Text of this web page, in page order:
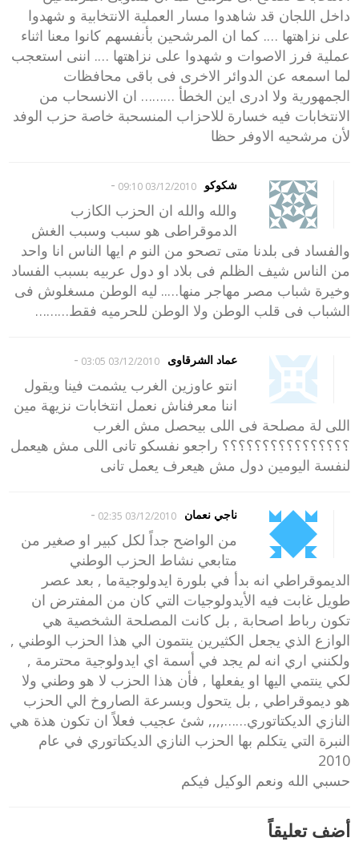
داخل اللجان قد شاهدوا مسار العملية الانتخابية و شهدوا
على نزاهتها …. كما ان المرشحين بأنفسهم كانوا معنا اثناء
عملية فرز الاصوات و شهدوا على نزاهتها …. اننى استعجب
لما اسمعه عن الدوائر الاخرى فى باقى محافظات
الجمهورية ولا ادرى اين الخطأ ……… ان الانسحاب من
الانتخابات فيه خسارة للاحزاب المنسحبة خاصة حزب الوفد
لأن مرشحيه الاوفر حظا
شكوكو 03/12/2010 09:10
-
والله والله ان الحزب الكازب
الدموقراطى هو سبب وسبب الغش
والفساد فى بلدنا متى تصحو من النو م ايها الناس انا واحد
من الناس شيف الظلم فى بلاد او دول عربيه بسبب الفساد
وخيرة شباب مصر مهاجر منها….. ليه الوطن مسغلوش فى
الشباب فى قلب الوطن ولا الوطن للحرميه فقط………
عماد الشرقاوى 03/12/2010 03:05
-
انتو عاوزين الغرب يشمت فينا ويقول
اننا معرفناش نعمل انتخابات نزيهة مين
اللى لة مصلحة فى اللى بيحصل مش الغرب
؟؟؟؟؟؟؟؟؟؟؟؟؟؟؟؟ راجعو نفسكو تانى اللى مش هيعمل
لنفسة اليومين دول مش هيعرف يعمل تانى
ناجي نعمان 03/12/2010 02:35
-
من الواضح جداً لكل كبير او صغير من
متابعي نشاط الحزب الوطني
الديموقراطي انه بدأ في بلورة ايدولوجيةما , بعد عصر
طويل غابت فيه الأيدولوجيات التي كان من المفترض ان
تكون رباط اصحابة , بل كانت المصلحة الشخصية هي
الوازع الذي يجعل الكثيرين ينتمون الي هذا الحزب الوطني ,
ولكنني اري انه لم يجد في أسمة اي ايدولوجية محترمة ,
لكي ينتمي اليها او يفعلها , فأن هذا الحزب لا هو وطني ولا
هو ديموقراطي , بل يتحول وبسرعة الصاروخ الي الحزب
النازي الديكتاتوري……,,,, شئ عجيب فعلاً ان تكون هذة هي
النبرة التي يتكلم بها الحزب النازي الديكتاتوري في عام
2010
حسبي الله ونعم الوكيل فيكم
أضف تعليقاً